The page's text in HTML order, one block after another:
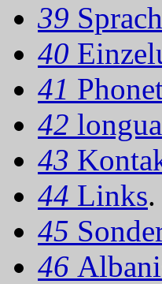
39
40
41
42
43
44 Links.
45
46